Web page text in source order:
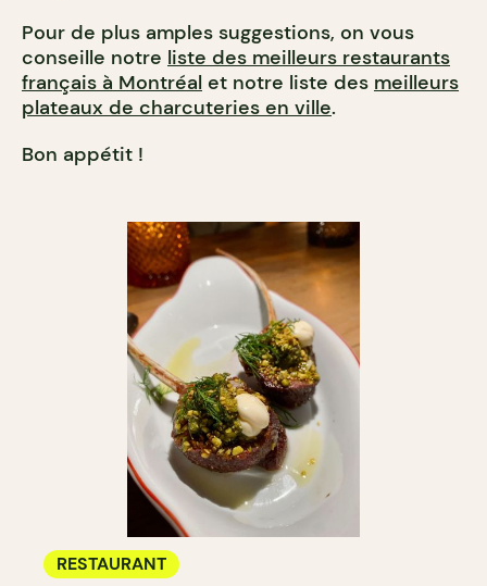
Pour de plus amples suggestions, on vous
conseille notre liste des meilleurs restaurants
français à Montréal et notre liste des meilleurs
plateaux de charcuteries en ville.
Bon appétit !
RESTAURANT